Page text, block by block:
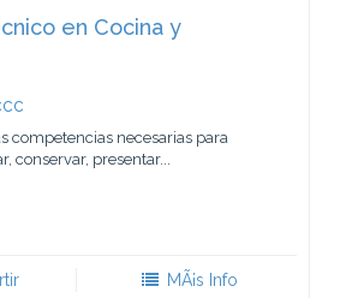
en Cocina y
competencias necesarias para
conservar, presentar...
MÃ¡s Info